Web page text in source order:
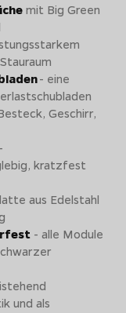
mit Big Green
- eine
Geschirr,
-
kratzfest
aus Edelstahl
- alle Module
und als